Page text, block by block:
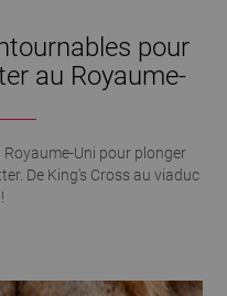
pour
au Royaume-
Uni pour plonger
De King's Cross au viaduc